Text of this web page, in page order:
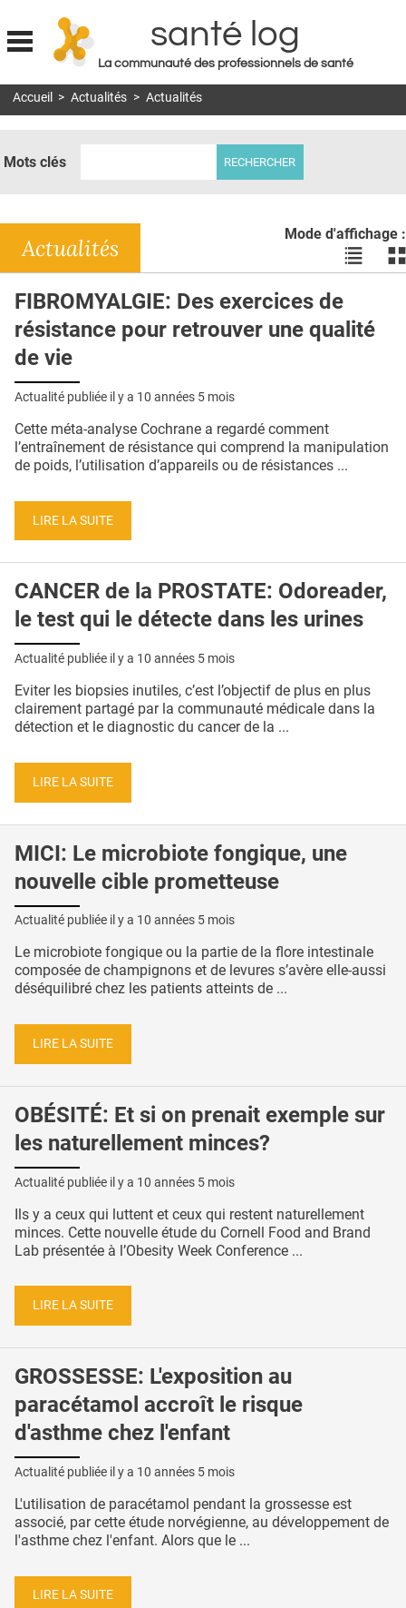
Jump to navigation
santé log
La communauté des professionnels de santé
MON COMPTE
DOSSIERS
RÉSEAUX
E-REVUE SAD
L'APP
PUBLICITÉ
CONTACT
Accueil > Actualités > Actualités
Mots clés
Mode d'affichage :
Voir
les
liste
les
Actualités
FIBROMYALGIE: Des exercices de
résistance pour retrouver une qualité
de vie
Actualité publiée il y a 10 années 5 mois
Cette méta-analyse Cochrane a regardé comment
l’entraînement de résistance qui comprend la manipulation
de poids, l’utilisation d’appareils ou de résistances ...
LIRE LA SUITE
CANCER de la PROSTATE: Odoreader,
le test qui le détecte dans les urines
Actualité publiée il y a 10 années 5 mois
Eviter les biopsies inutiles, c’est l’objectif de plus en plus
clairement partagé par la communauté médicale dans la
détection et le diagnostic du cancer de la ...
LIRE LA SUITE
MICI: Le microbiote fongique, une
nouvelle cible prometteuse
Actualité publiée il y a 10 années 5 mois
Le microbiote fongique ou la partie de la flore intestinale
composée de champignons et de levures s’avère elle-aussi
déséquilibré chez les patients atteints de ...
LIRE LA SUITE
OBÉSITÉ: Et si on prenait exemple sur
les naturellement minces?
Actualité publiée il y a 10 années 5 mois
Ils y a ceux qui luttent et ceux qui restent naturellement
minces. Cette nouvelle étude du Cornell Food and Brand
Lab présentée à l’Obesity Week Conference ...
LIRE LA SUITE
GROSSESSE: L'exposition au
paracétamol accroît le risque
d'asthme chez l'enfant
Actualité publiée il y a 10 années 5 mois
L'utilisation de paracétamol pendant la grossesse est
associé, par cette étude norvégienne, au développement de
l'asthme chez l'enfant. Alors que le ...
LIRE LA SUITE